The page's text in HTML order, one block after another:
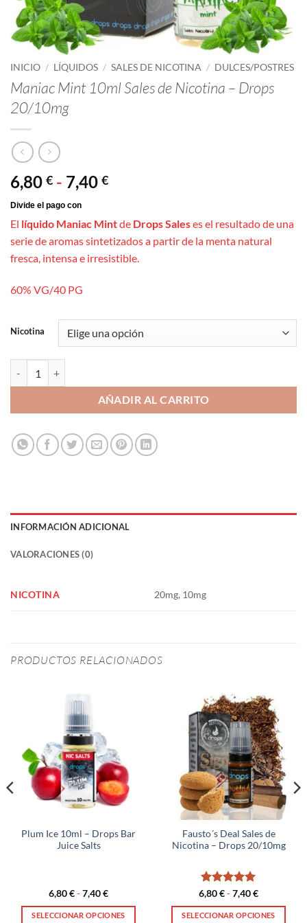
INICIO / LÍQUIDOS / SALES DE NICOTINA / DULCES/POSTRES
Maniac Mint 10ml Sales de Nicotina – Drops
20/10mg
6,80 € - 7,40 €Rango
desde
6,80 €
hasta
El líquido Maniac Mintde Drops Saleses el resultado de una
serie de aromas sintetizados a partir de la menta natural
fresca, intensa e irresistible.
60% VG/40 PG
Nicotina
AÑADIR AL CARRITO
INFORMACIÓN ADICIONAL
VALORACIONES (0)
NICOTINA 20mg, 10mg
PRODUCTOS RELACIONADOS
Plum Ice 10ml – Drops Bar
Juice Salts
6,80€-7,40€Rango
precios:
desde
SELECCIONAR OPCIONES
Fausto´s Deal Sales de
Nicotina – Drops 20/10mg
Valorado
con5de 5
6,80€-7,40€Rango
precios:
desde
SELECCIONAR OPCIONES